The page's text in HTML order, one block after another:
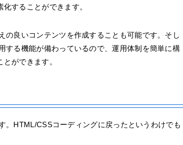
することができます。
の良いコンテンツを作成することも可能です。そし
する機能が備わっているので、運用体制を簡単に構
ができます。
。HTML/CSSコーディングに戻ったというわけでも